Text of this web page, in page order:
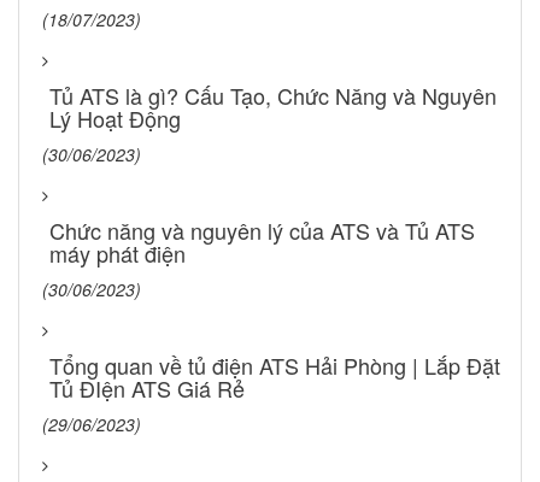
(18/07/2023)
Tủ ATS là gì? Cấu Tạo, Chức Năng và Nguyên
Lý Hoạt Động
(30/06/2023)
Chức năng và nguyên lý của ATS và Tủ ATS
máy phát điện
(30/06/2023)
Tổng quan về tủ điện ATS Hải Phòng | Lắp Đặt
Tủ ĐIện ATS Giá Rẻ
(29/06/2023)